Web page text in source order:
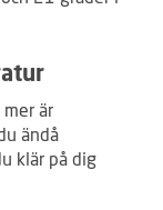
är
ändå
klär på dig